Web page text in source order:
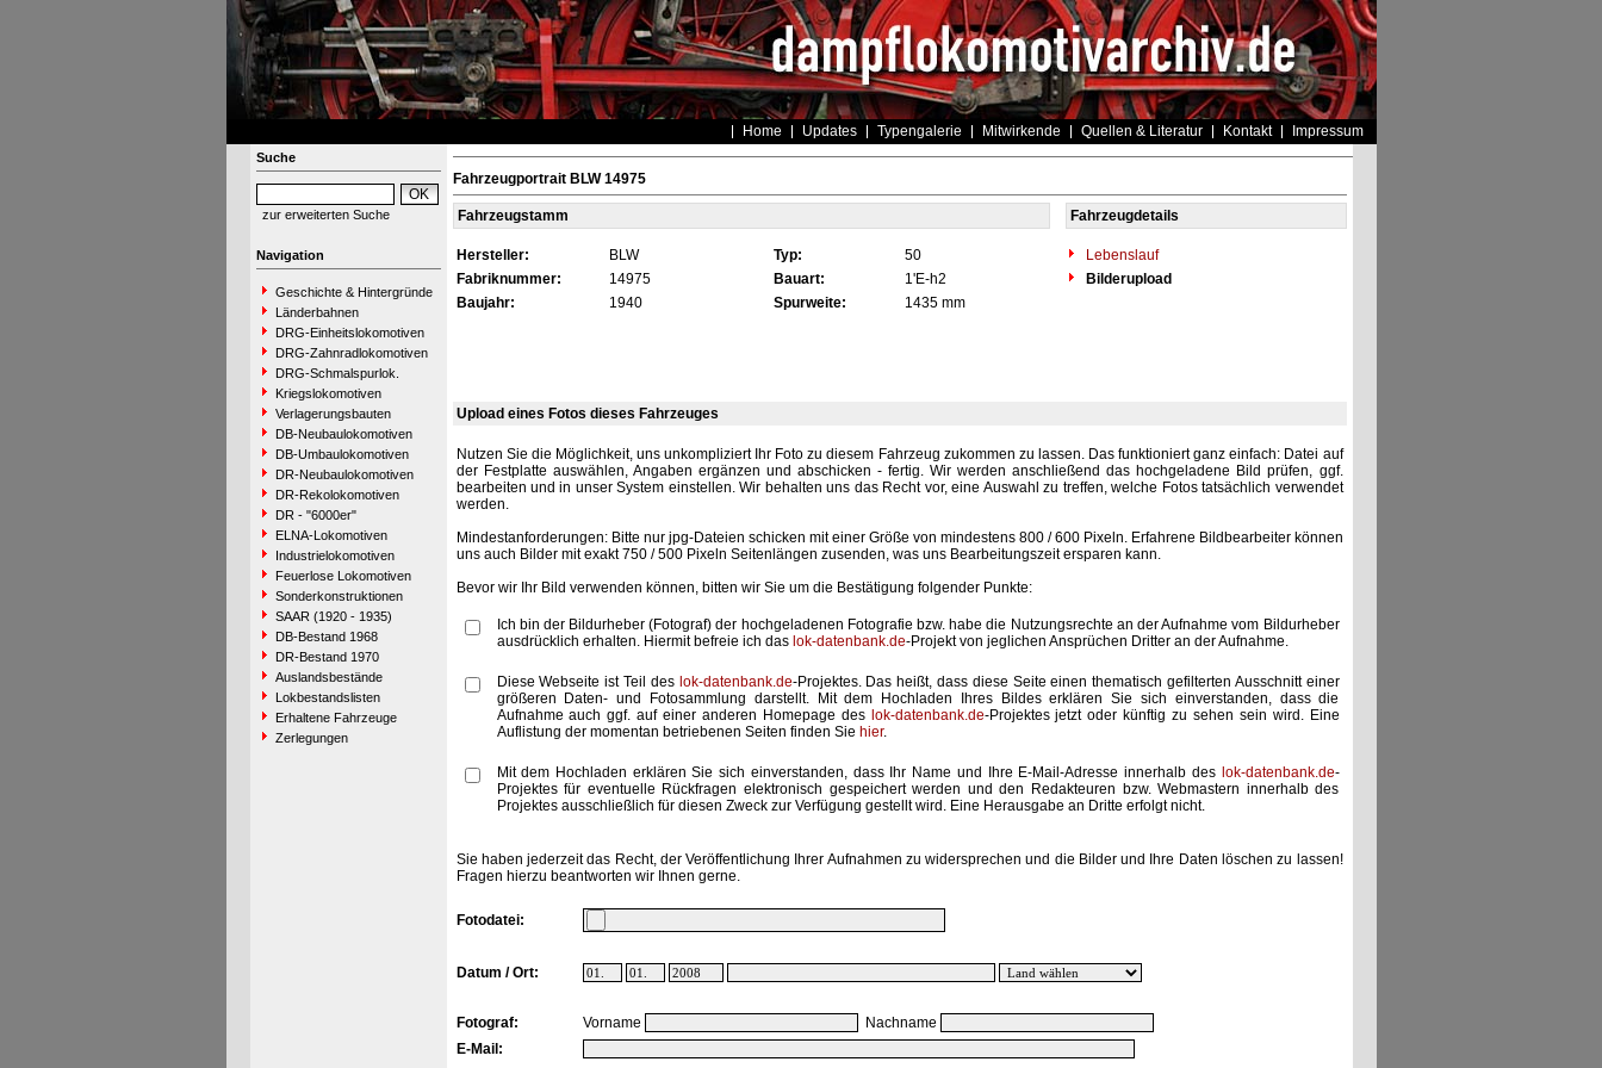
Home Updates Typengalerie Mitwirkende Quellen & Literatur Kontakt Impressum
Suche
zur erweiterten Suche
Navigation
Geschichte & Hintergründe
Länderbahnen
DRG-Einheitslokomotiven
DRG-Zahnradlokomotiven
DRG-Schmalspurlok.
Kriegslokomotiven
Verlagerungsbauten
DB-Neubaulokomotiven
DB-Umbaulokomotiven
DR-Neubaulokomotiven
DR-Rekolokomotiven
DR - "6000er"
ELNA-Lokomotiven
Industrielokomotiven
Feuerlose Lokomotiven
Sonderkonstruktionen
SAAR (1920 - 1935)
DB-Bestand 1968
DR-Bestand 1970
Auslandsbestände
Lokbestandslisten
Erhaltene Fahrzeuge
Zerlegungen
Fahrzeugportrait BLW 14975
Fahrzeugstamm Fahrzeugdetails
Hersteller: BLW Typ: 50
Lebenslauf
Fabriknummer:
14975 Bauart: 1'E-h2
Bilderupload
Baujahr:
1940 Spurweite: 1435 mm
Upload eines Fotos dieses Fahrzeuges
Nutzen Sie die Möglichkeit, uns unkompliziert Ihr Foto zu diesem Fahrzeug zukommen zu lassen. Das funktioniert ganz einfach: Datei auf
der Festplatte auswählen, Angaben ergänzen und abschicken - fertig. Wir werden anschließend das hochgeladene Bild prüfen, ggf.
bearbeiten und in unser System einstellen. Wir behalten uns das Recht vor, eine Auswahl zu treffen, welche Fotos tatsächlich verwendet
werden.
Mindestanforderungen: Bitte nur jpg-Dateien schicken mit einer Größe von mindestens 800 / 600 Pixeln. Erfahrene Bildbearbeiter können
uns auch Bilder mit exakt 750 / 500 Pixeln Seitenlängen zusenden, was uns Bearbeitungszeit ersparen kann.
Bevor wir Ihr Bild verwenden können, bitten wir Sie um die Bestätigung folgender Punkte:
Ich bin der Bildurheber (Fotograf) der hochgeladenen Fotografie bzw. habe die Nutzungsrechte an der Aufnahme vom Bildurheber
ausdrücklich erhalten. Hiermit befreie ich das lok-datenbank.de-Projekt von jeglichen Ansprüchen Dritter an der Aufnahme.
Diese Webseite ist Teil des lok-datenbank.de-Projektes. Das heißt, dass diese Seite einen thematisch gefilterten Ausschnitt einer
größeren Daten- und Fotosammlung darstellt. Mit dem Hochladen Ihres Bildes erklären Sie sich einverstanden, dass die
Aufnahme auch ggf. auf einer anderen Homepage des lok-datenbank.de-Projektes jetzt oder künftig zu sehen sein wird. Eine
Auflistung der momentan betriebenen Seiten finden Sie hier.
Mit dem Hochladen erklären Sie sich einverstanden, dass Ihr Name und Ihre E-Mail-Adresse innerhalb des lok-datenbank.de-
Projektes für eventuelle Rückfragen elektronisch gespeichert werden und den Redakteuren bzw. Webmastern innerhalb des
Projektes ausschließlich für diesen Zweck zur Verfügung gestellt wird. Eine Herausgabe an Dritte erfolgt nicht.
Sie haben jederzeit das Recht, der Veröffentlichung Ihrer Aufnahmen zu widersprechen und die Bilder und Ihre Daten löschen zu lassen!
Fragen hierzu beantworten wir Ihnen gerne.
Fotodatei:
Datum / Ort:
Fotograf: Vorname
Nachname
E-Mail: